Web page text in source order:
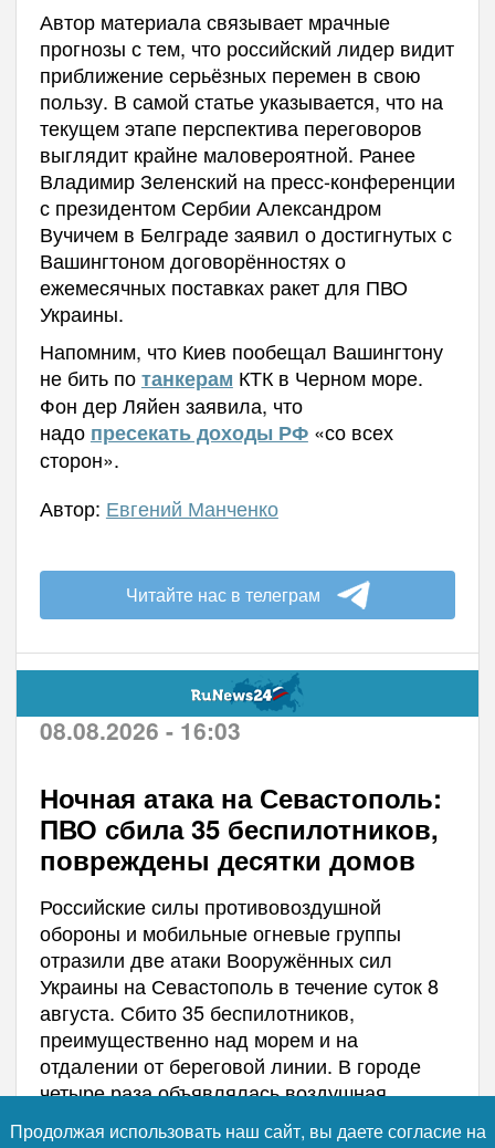
Автор материала связывает мрачные
прогнозы с тем, что российский лидер видит
приближение серьёзных перемен в свою
пользу. В самой статье указывается, что на
текущем этапе перспектива переговоров
выглядит крайне маловероятной. Ранее
Владимир Зеленский на пресс-конференции
с президентом Сербии Александром
Вучичем в Белграде заявил о достигнутых с
Вашингтоном договорённостях о
ежемесячных поставках ракет для ПВО
Украины.
Напомним, что Киев пообещал Вашингтону
не бить потанкерам КТК в Черном море.
Фон дер Ляйен заявила, что
надо пресекать доходы РФ«со всех
сторон».
Автор: Евгений Манченко
Читайте нас в телеграм
08.08.2026 - 16:03
Ночная атака на Севастополь:
ПВО сбила 35 беспилотников,
повреждены десятки домов
Российские силы противовоздушной
обороны и мобильные огневые группы
отразили две атаки Вооружённых сил
Украины на Севастополь в течение суток 8
августа. Сбито 35 беспилотников,
преимущественно над морем и на
отдалении от береговой линии. В городе
четыре раза объявлялась воздушная
тревога, но, по данным губернатора
Продолжая использовать наш сайт, вы даете согласие на